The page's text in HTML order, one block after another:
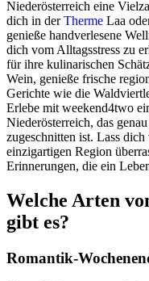
Niederösterreich eine
dich in derTherme Laa
genieße handverlesene
dich vom Alltagsstress zu
für ihre kulinarischen
Wein, genieße frische
Gerichte wie die
Erlebe mit weekend4two
Niederösterreich, das
zugeschnitten ist. Lass
einzigartigen Region
Erinnerungen, die ein
Welche Arten
gibt es?
Romantik-